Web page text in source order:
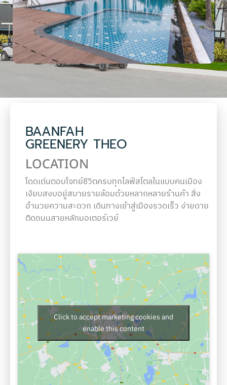
BAANFAH
GREENERY THEO
LOCATION
โดดเด่นตอบโจทย์ชีวิตครบทุกไลฟ์สไตลในแบบคนเมือง
เงียบสงบอยู่สบายรายล้อมด้วยหลากหลายร้านค้า สิ่ง
อำนวยความสะดวก เดินทางเข้าสู่เมืองรวดเร็ว ง่ายดาย
ติดถนนสายหลักมอเตอร์เวย์
Click to accept marketing cookies and
enable this content